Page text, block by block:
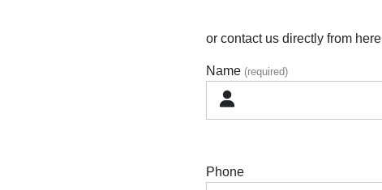
or contact us directly from here
Name (required)
Phone